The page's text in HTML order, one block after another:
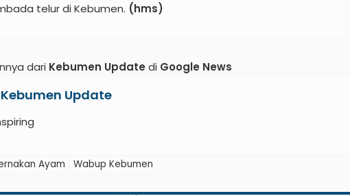
telur di Kebumen. (hms)
dari Kebumen Update di Google News
Kebumen Update
Ayam Wabup Kebumen